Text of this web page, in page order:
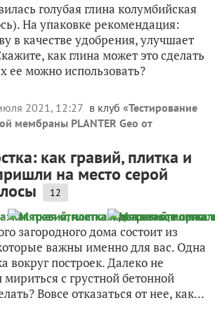
голубая глина колумбийская
На упаковке рекомендация:
в качестве удобрения, улучшает
как глина может это сделать
ее можно использовать?
2021, 12:27 в клуб «Тестирование
мембраны PLANTER Geo от
как гравий, плитка и
на место серой
12
загородного дома состоит из
важны именно для вас. Одна
вокруг построек. Далеко не
с грустной бетонной
Вовсе отказаться от нее, как...